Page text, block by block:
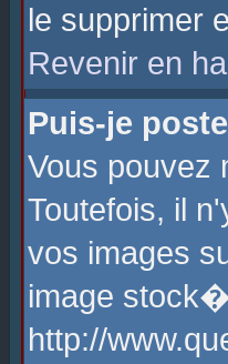
le supprimer
Revenir en
Puis-je
Vous
Toutefois, il
vos images
image
http://